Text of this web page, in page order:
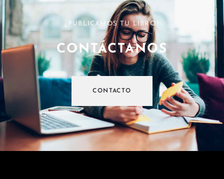
¿PUBLICAMOS TU LIBRO?
CONTÁCTANOS
CONTACTO